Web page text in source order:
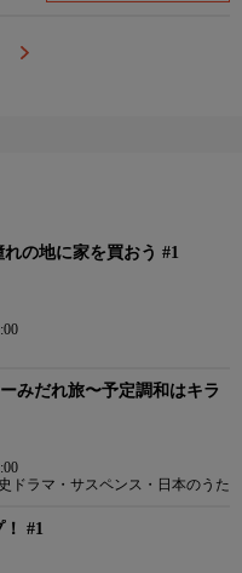
れの地に家を買おう #1
みだれ旅〜予定調和はキラ
ラマ・サスペンス・日本のうた
#1